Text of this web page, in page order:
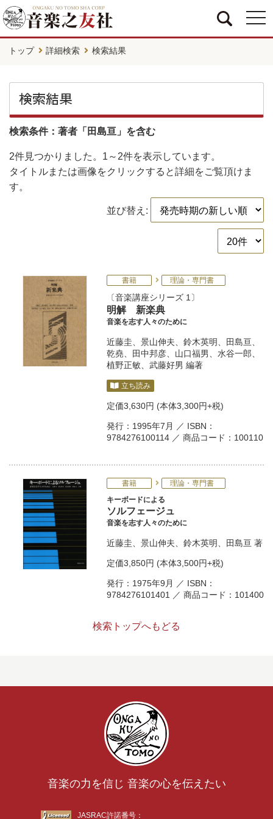
トップ 詳細検索 検索結果
検索結果
検索条件：著者「田島亘」を含む
2件見つかりました。 1～2件を表示しています。
タイトルまたは画像をクリックすると詳細をご覧頂けま
す。
並び替え:
書籍 理論・専門書
音楽講座シリーズ 1
明解 新楽典
音楽を志す人々のために
近藤圭 景山伸夫 鈴木英明 田島亘
乾堯
田中邦彦 山口福男 水谷一郎
植野正敏
武藤好男 編著
立ち読み
定価3,630円 (本体3,300円+税)
発行：1995年7月 ／ ISBN：
9784276100114 ／ 商品コード：100110
書籍
理論・専門書
キーボードによる
ソルフェージュ
音楽を志す人々のために
近藤圭 景山伸夫 鈴木英明 田島亘 著
定価3,850円 (本体3,500円+税)
発行：1975年9月 ／ ISBN：
9784276101401 ／ 商品コード：101400
検索トップへもどる
音楽の力を信じ 音楽の心を伝えたい
JASRAC許諾番号：